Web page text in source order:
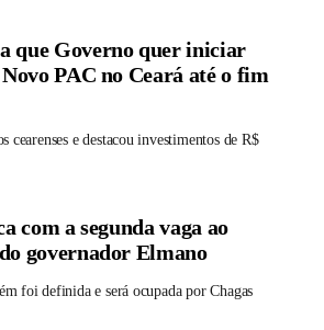
que Governo quer iniciar
PAC no Ceará até o fim
e destacou investimentos de R$
com a segunda vaga ao
governador Elmano
foi definida e será ocupada por Chagas